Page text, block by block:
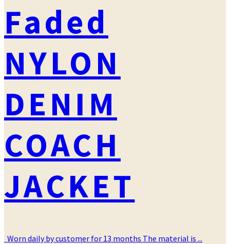
Faded
NYLON
DENIM
COACH
JACKET
Worn daily by customer for 13 months The material is ...